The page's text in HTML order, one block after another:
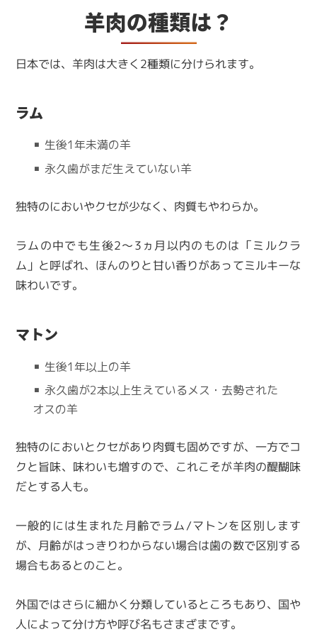
羊肉の種類は？
日本では、羊肉は大きく2種類に分けられます。
ラム
▪ 生後1年未満の羊
▪ 永久歯がまだ生えていない羊
独特のにおいやクセが少なく、肉質もやわらか。
ラムの中でも生後2～3ヵ月以内のものは「ミルクラ
ム」と呼ばれ、ほんのりと甘い香りがあってミルキーな
味わいです。
マトン
▪ 生後1年以上の羊
▪ 永久歯が2本以上生えているメス・去勢された
オスの羊
独特のにおいとクセがあり肉質も固めですが、一方でコ
クと旨味、味わいも増すので、これこそが羊肉の醍醐味
だとする人も。
一般的には生まれた月齢でラム/マトンを区別します
が、月齢がはっきりわからない場合は歯の数で区別する
場合もあるとのこと。
外国ではさらに細かく分類しているところもあり、国や
人によって分け方や呼び名もさまざまです。